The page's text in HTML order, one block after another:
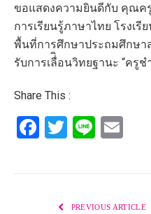
ขอแสดงความยินดีกับ คุณค
การเรียนรู้ภาษาไทย โรงเ
พื้นที่การศึกษาประถมศึกษา
รับการเลื่ิอนวิทยฐานะ “ครู
Share This :
Facebook
Twitter
Line
PREVIOUS ARTICLE